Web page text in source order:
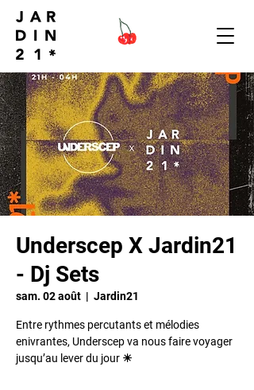
Underscep X Jardin21
- Dj Sets
sam. 02 août
  |
Jardin21
Entre rythmes percutants et mélodies
enivrantes, Underscep va nous faire voyager
jusqu’au lever du jour ☀︎